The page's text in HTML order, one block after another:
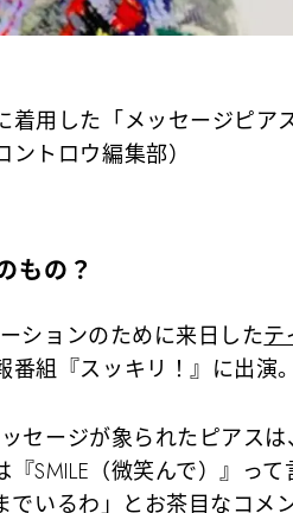
着用した「メッセージピア
トロウ編集部）
もの？
ションのために来日したテ
組『スッキリ！』に出演。
セージが象られたピアスは
SMILE（微笑んで）』って
でいるわ」とお茶目なコメ